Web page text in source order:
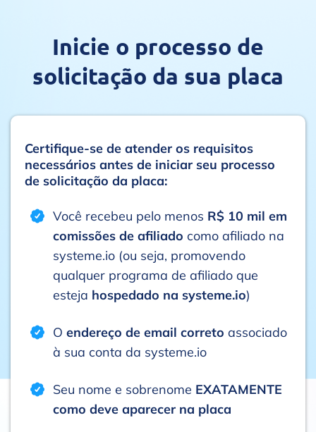
Inicie o processo de
solicitação da sua placa
Certifique-se de atender os requisitos
necessários antes de iniciar seu processo
de solicitação da placa:
Você recebeu pelo menos R$ 10 mil em
comissões de afiliado como afiliado na
systeme.io (ou seja, promovendo
qualquer programa de afiliado que
esteja hospedado na systeme.io)
O endereço de email correto associado
à sua conta da systeme.io
Seu nome e sobrenome EXATAMENTE
como deve aparecer na placa